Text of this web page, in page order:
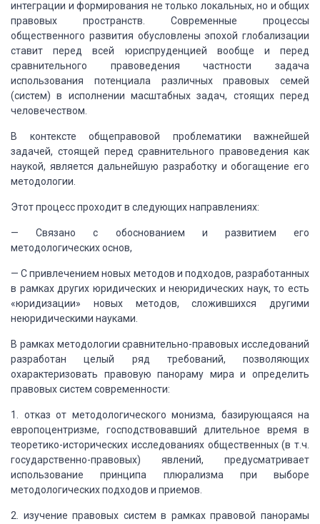
интеграции и формирования не только локальных, но и общих
правовых пространств. Современные процессы
общественного развития обусловлены эпохой глобализации
ставит перед всей юриспруденцией вообще и перед
сравнительного правоведения частности задача
использования потенциала различных правовых семей
(систем) в исполнении масштабных задач, стоящих перед
человечеством.
В контексте общеправовой проблематики важнейшей
задачей, стоящей перед сравнительного правоведения как
наукой, является дальнейшую разработку и обогащение его
методологии.
Этот процесс проходит в следующих направлениях:
— Связано с обоснованием и развитием его
методологических основ,
— С привлечением новых методов и подходов, разработанных
в рамках других юридических и неюридических наук, то есть
«юридизации» новых методов, сложившихся другими
неюридическими науками.
В рамках методологии сравнительно-правовых исследований
разработан целый ряд требований, позволяющих
охарактеризовать правовую панораму мира и определить
правовых систем современности:
1. отказ от методологического монизма, базирующаяся на
европоцентризме, господствовавший длительное время в
теоретико-исторических исследованиях общественных (в т.ч.
государственно-правовых) явлений, предусматривает
использование принципа плюрализма при выборе
методологических подходов и приемов.
2. изучение правовых систем в рамках правовой панорамы